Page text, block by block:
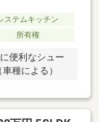
ステムキッチン
所有権
便利なシュー
種による）